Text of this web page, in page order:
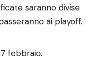
saranno divise
ai playoff.
febbraio.